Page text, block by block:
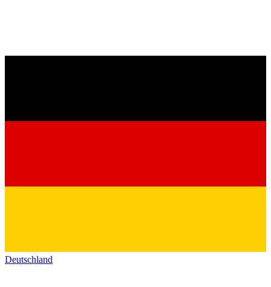
Deutschland